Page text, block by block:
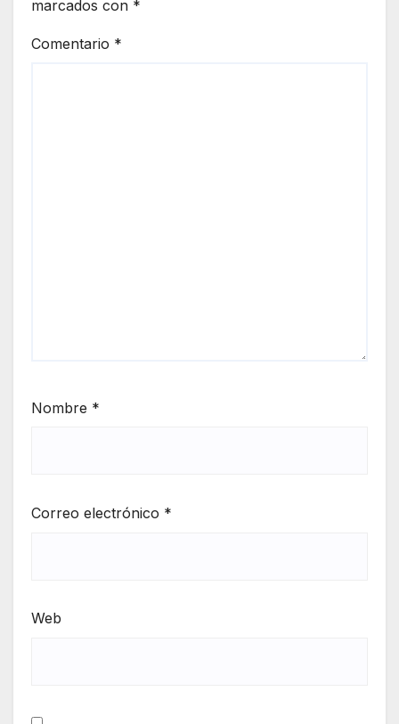
marcados con *
Comentario *
Nombre *
Correo electrónico *
Web